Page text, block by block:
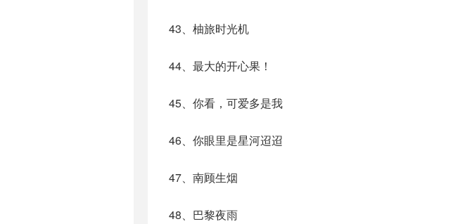
43、柚旅时光机
44、最大的开心果！
45、你看，可爱多是我
46、你眼里是星河迢迢
47、南顾生烟
48、巴黎夜雨